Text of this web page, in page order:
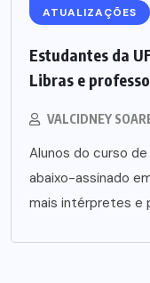
ATUALIZAÇÕES
Estudantes da
Libras e
VALCIDNEY
Alunos do curso de
abaixo-assinado
mais intérpretes e